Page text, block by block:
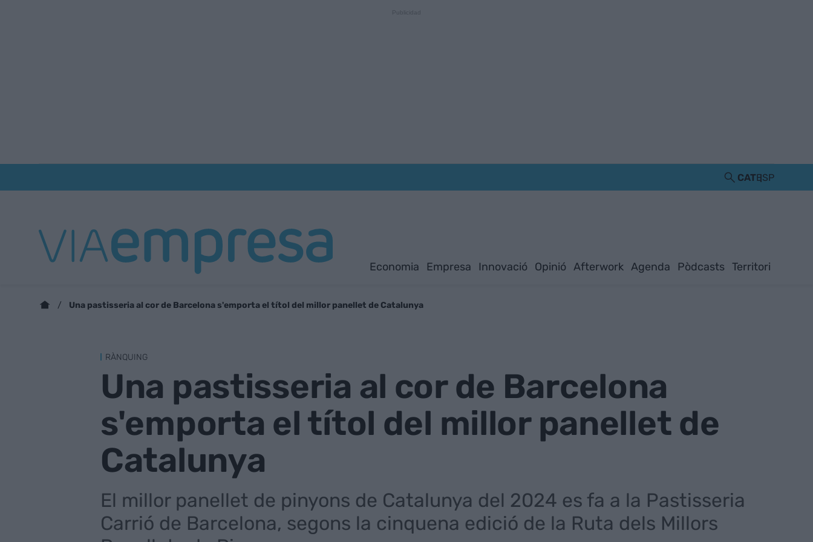
CATESP
Economia Empresa Innovació Opinió Afterwork Agenda Pòdcasts Territori
Una pastisseria al cor de Barcelona s'emporta el títol del millor panellet de Catalunya
RÀNQUING
Una pastisseria al cor de Barcelona
s'emporta el títol del millor panellet de
Catalunya
El millor panellet de pinyons de Catalunya del 2024 es fa a la Pastisseria
Carrió de Barcelona, segons la cinquena edició de la Ruta dels Millors